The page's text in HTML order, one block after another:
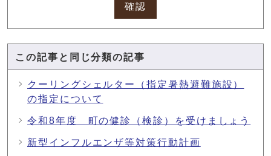
確認
この記事と同じ分類の記事
クーリングシェルター（指定暑熱避難施設）
の指定について
令和8年度 町の健診（検診）を受けましょう
新型インフルエンザ等対策行動計画